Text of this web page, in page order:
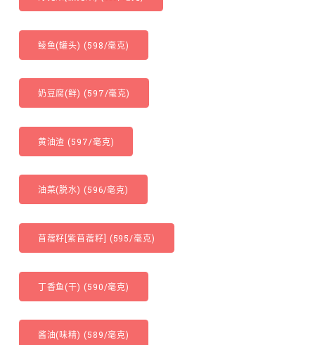
鲮鱼(罐头) (598/毫克)
奶豆腐(鲜) (597/毫克)
黄油渣 (597/毫克)
油菜(脱水) (596/毫克)
苜蓿籽[紫苜蓿籽] (595/毫克)
丁香鱼(干) (590/毫克)
酱油(味精) (589/毫克)